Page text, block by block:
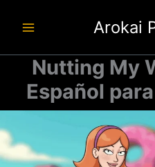
Arokai
Nutting My
Español